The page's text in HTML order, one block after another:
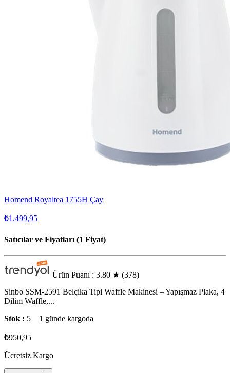
Homend Royaltea 1755H Çay
₺1.499,95
Satıcılar ve Fiyatları (1 Fiyat)
Ürün Puanı : 3.80 ★ (378)
Sinbo SSM-2591 Belçika Tipi Waffle Makinesi – Yapışmaz Plaka, 4
Dilim Waffle,...
Stok : 5 1 günde kargoda
₺950,95
Ücretsiz Kargo